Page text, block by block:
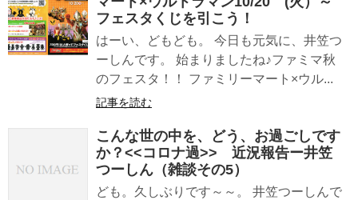
フェスタくじを引こう！
はーい、どもども。 今日も元気に、井笠つ
ーしんです。 始まりましたね♪ファミマ秋
のフェスタ！！ ファミリーマート×ウル...
記事を読む
こんな世の中を、どう、お過ごしです
か？<<コロナ過>> 近況報告ー井笠
つーしん（雑談その5）
ども。久しぶりです～～。 井笠つーしんで